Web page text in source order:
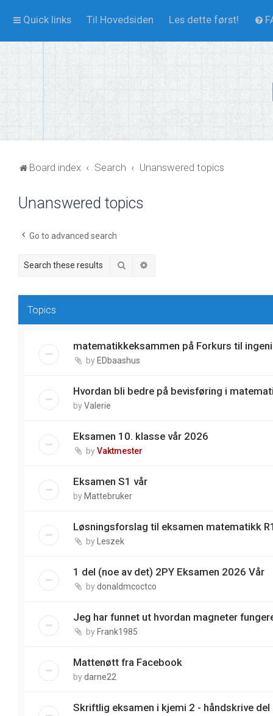
Quick links Til Hovedsiden Les dette først!
Board index Search Unanswered topics
Unanswered topics
Go to advanced search
Search
Topics
matematikkeksammen på Forkurs til
by EDbaashus
Hvordan bli bedre på bevisføring i
byValerie
Eksamen 10. klasse vår 2026
byVaktmester
Eksamen S1 vår
by Mattebruker
Løsningsforslag til eksamen matematikk
by Leszek
1 del (noe av det) 2PY Eksamen 2026 Vår
bydonaldmcoctco
Jeg har funnet ut hvordan magneter
by Frank1985
Mattenøtt fra Facebook
bydarne22
Skriftlig eksamen i kjemi 2 - håndskrive del